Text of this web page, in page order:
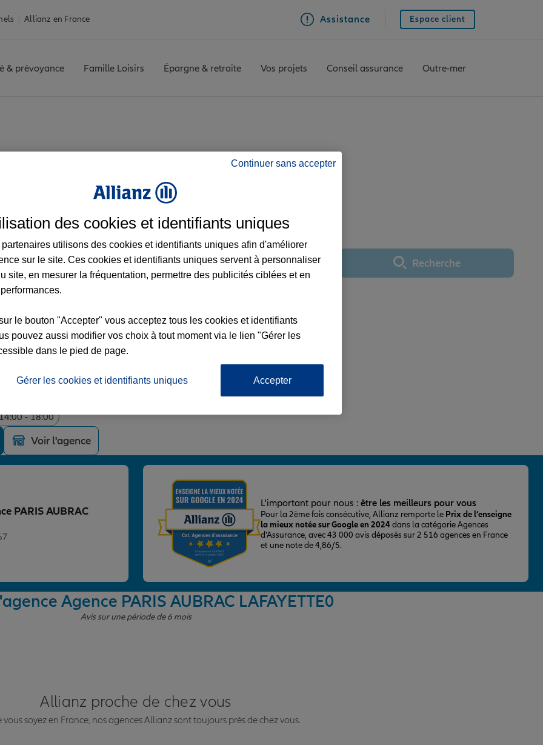
Allianz en France Assistance Espace client
& prévoyance Famille Loisirs Épargne & retraite Vos projets Conseil assurance Outre-mer
l'agence PARIS AUBRAC LAFAYETTE
Utiliser ma positionRecherche
LAFAYETTE
- 18:00
Voir l'agence
PARIS AUBRAC
L'important pour nous : être les meilleurs pour vous
Pour la 2ème fois consécutive, Allianz remporte le Prix de l’enseigne
la mieux notée sur Google en 2024dans la catégorie Agences
d’Assurance, avec 43 000 avis déposés sur 2 516 agences en France
et une note de 4,86/5.
Agence PARIS AUBRAC LAFAYETTE0
Avis sur une période de 6 mois
Allianz proche de chez vous
vous soyez en France, nos agences Allianz sont toujours près de chez vous.
Continuer sans accepter
des cookies et identifiants uniques
partenaires utilisons des cookies et identifiants uniques afin d'améliorer
sur le site. Ces cookies et identifiants uniques servent à personnaliser
site, en mesurer la fréquentation, permettre des publicités ciblées et en
le bouton "Accepter" vous acceptez tous les cookies et identifiants
pouvez aussi modifier vos choix à tout moment via le lien "Gérer les
dans le pied de page.
Gérer les cookies et identifiants uniques Accepter